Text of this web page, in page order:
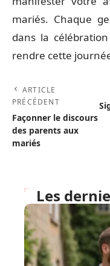
mariés. Chaque
dans la
rendre cette
ARTICLE
PRÉCÉDENT
Façonner le discours
des parents aux
mariés
Les